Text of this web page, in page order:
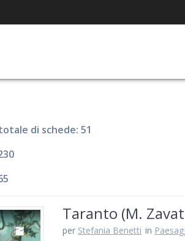
di schede: 51
Taranto (M.
per Stefania Benetti in